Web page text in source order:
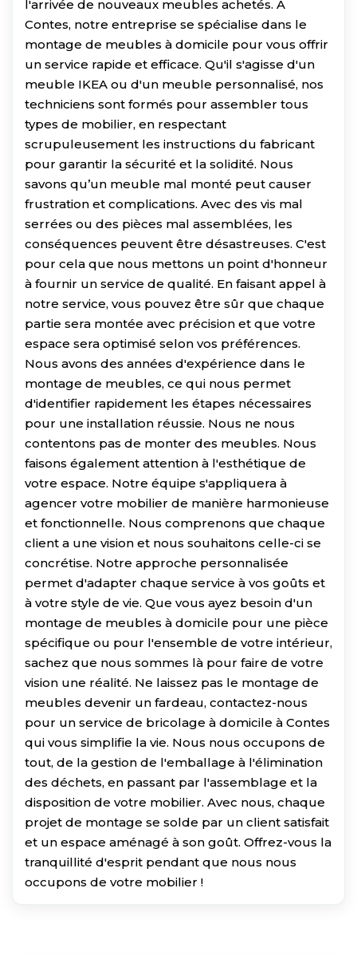
l'arrivée de nouveaux meubles achetés. À
Contes, notre entreprise se spécialise dans le
montage de meubles à domicile pour vous offrir
un service rapide et efficace. Qu'il s'agisse d'un
meuble IKEA ou d'un meuble personnalisé, nos
techniciens sont formés pour assembler tous
types de mobilier, en respectant
scrupuleusement les instructions du fabricant
pour garantir la sécurité et la solidité. Nous
savons qu’un meuble mal monté peut causer
frustration et complications. Avec des vis mal
serrées ou des pièces mal assemblées, les
conséquences peuvent être désastreuses. C'est
pour cela que nous mettons un point d'honneur
à fournir un service de qualité. En faisant appel à
notre service, vous pouvez être sûr que chaque
partie sera montée avec précision et que votre
espace sera optimisé selon vos préférences.
Nous avons des années d'expérience dans le
montage de meubles, ce qui nous permet
d'identifier rapidement les étapes nécessaires
pour une installation réussie. Nous ne nous
contentons pas de monter des meubles. Nous
faisons également attention à l'esthétique de
votre espace. Notre équipe s'appliquera à
agencer votre mobilier de manière harmonieuse
et fonctionnelle. Nous comprenons que chaque
client a une vision et nous souhaitons celle-ci se
concrétise. Notre approche personnalisée
permet d'adapter chaque service à vos goûts et
à votre style de vie. Que vous ayez besoin d'un
montage de meubles à domicile pour une pièce
spécifique ou pour l'ensemble de votre intérieur,
sachez que nous sommes là pour faire de votre
vision une réalité. Ne laissez pas le montage de
meubles devenir un fardeau, contactez-nous
pour un service de bricolage à domicile à Contes
qui vous simplifie la vie. Nous nous occupons de
tout, de la gestion de l'emballage à l'élimination
des déchets, en passant par l'assemblage et la
disposition de votre mobilier. Avec nous, chaque
projet de montage se solde par un client satisfait
et un espace aménagé à son goût. Offrez-vous la
tranquillité d'esprit pendant que nous nous
occupons de votre mobilier !